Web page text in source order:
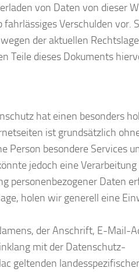
von Daten von dieser
Verschulden vor.
der aktuellen
Teile dieses Dokuments
hat einen besonders
ist grundsätzlich
Person besondere Services
jedoch eine Verarbeitung
personenbezogener Daten
holen wir generell eine
der Anschrift, E-Mail-
mit der Datenschutz-
geltenden